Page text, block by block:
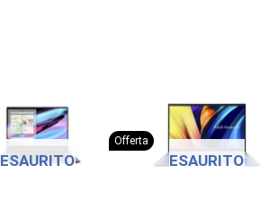
ESAURITO
Offerta
ESAURITO